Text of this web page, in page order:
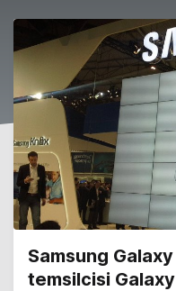
Samsung
temsilcisi Galaxy